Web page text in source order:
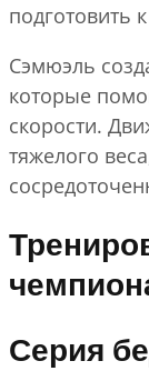
подготовить
Сэмюэль
которые
скорости.
тяжелого
Серия